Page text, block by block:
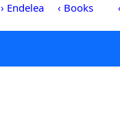
› Endelea ‹ Books